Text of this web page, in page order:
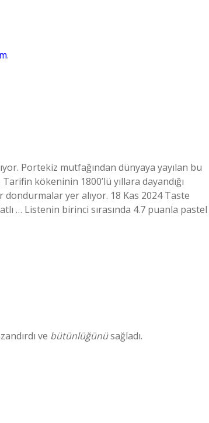
.
Portekiz mutfağından dünyaya yayılan bu
kökeninin 1800’lü yıllara dayandığı
yer alıyor. 18 Kas 2024 Taste
… Listenin birinci sırasında 4.7 puanla pastel
ve bütünlüğünüsağladı.